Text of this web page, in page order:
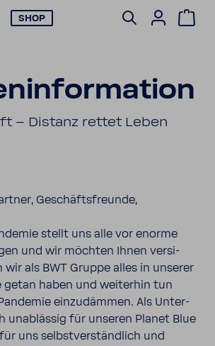
SHOP
– Distanz rettet Leben
Geschäfts­freunde,
stellt uns alle vor enorme
und wir möchten Ihnen versi­
wir als BWT Gruppe alles in unserer
getan haben und weiterhin tun
einzu­dämmen. Als Unter­
unab­lässig für unseren Planet Blue
uns selbst­ver­ständ­lich und